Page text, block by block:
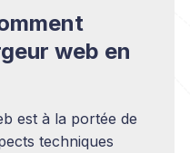
web en
est à la portée de
techniques